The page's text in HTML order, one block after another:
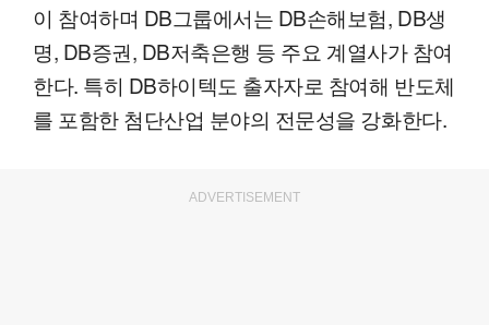
이 참여하며 DB그룹에서는 DB손해보험, DB생
명, DB증권, DB저축은행 등 주요 계열사가 참여
한다. 특히 DB하이텍도 출자자로 참여해 반도체
를 포함한 첨단산업 분야의 전문성을 강화한다.
ADVERTISEMENT